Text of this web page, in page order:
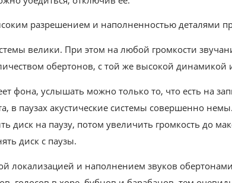
разрешением и наполненностью деталями
велики. При этом на любой громкости
обертонов, с той же высокой
фона, услышать можно только то, что есть на
в паузах акустические системы совершенно
диск на паузу, потом увеличить громкость до
диск с паузы.
локализацией и наполнением звуков